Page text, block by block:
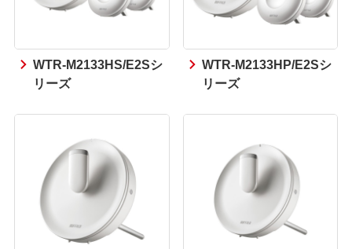
WTR-M2133HS/E2Sシ
リーズ
WTR-M2133HP/E2Sシ
リーズ